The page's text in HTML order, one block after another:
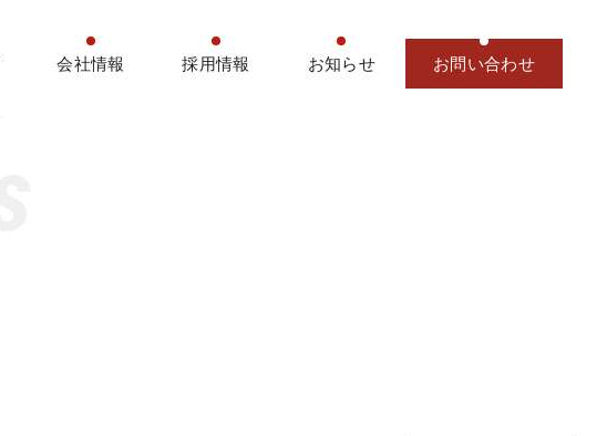
会社情報 採用情報 お知らせ お問い合わせ